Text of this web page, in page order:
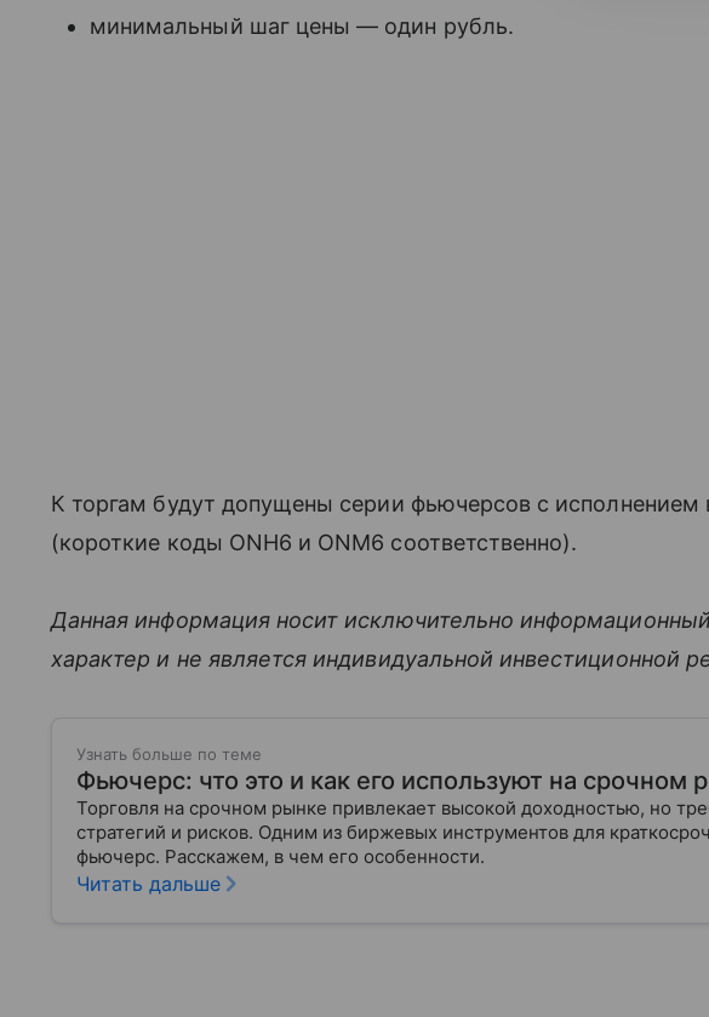
минимальный шаг цены — один рубль.
К торгам будут допущены серии фьючерсов с исполнением
(короткие коды ONH6 и ONM6 соответственно).
Данная информация носит исключительно
характер и не является индивидуальной инвестиционной
Узнать больше по теме
Фьючерс: что это и как его используют на срочном
Торговля на срочном рынке привлекает высокой доходностью, но
стратегий и рисков. Одним из биржевых инструментов для
фьючерс. Расскажем, в чем его особенности.
Читать дальше